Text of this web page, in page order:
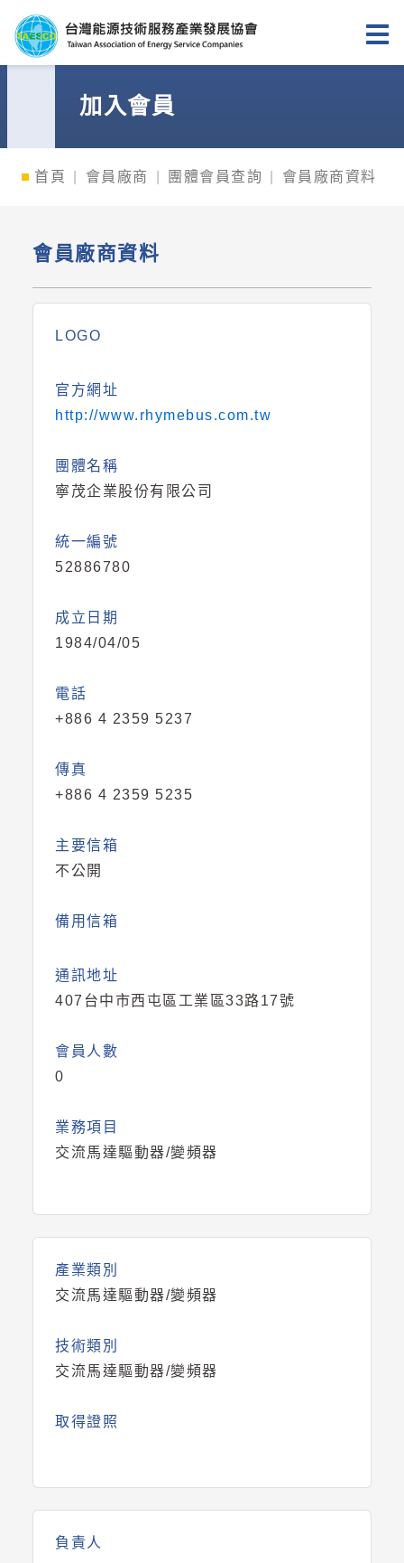
台灣能源技術服務產業發展協
加入會員
首頁 會員廠商 團體會員查詢 會員廠商資料
會員廠商資料
LOGO
官方網址
http://www.rhymebus.com.tw
團體名稱
寧茂企業股份有限公司
統一編號
52886780
成立日期
1984/04/05
電話
+886 4 2359 5237
傳真
+886 4 2359 5235
主要信箱
不公開
備用信箱
通訊地址
407台中市西屯區工業區33路17號
會員人數
0
業務項目
交流馬達驅動器/變頻器
產業類別
交流馬達驅動器/變頻器
技術類別
交流馬達驅動器/變頻器
取得證照
負責人